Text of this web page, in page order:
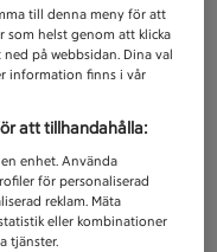
till denna meny för att
som helst genom att klicka
på webbsidan. Dina val
information finns i vår
att tillhandahålla:
enhet. Använda
för personaliserad
reklam. Mäta
eller kombinationer
tjänster.